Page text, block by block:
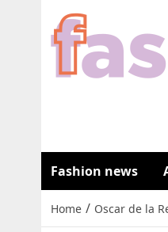
Fashion news
Home / Oscar de la